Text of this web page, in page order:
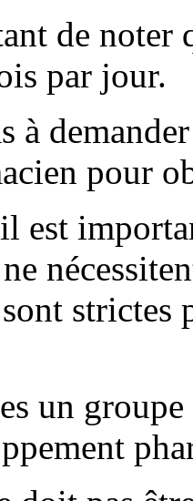
de noter
par jour.
à
pour
est
un